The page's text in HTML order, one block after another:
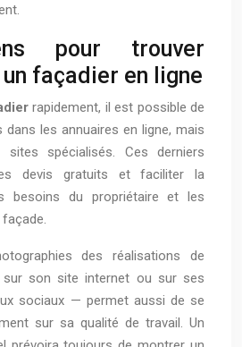
pour trouver
façadier en ligne
rapidement, il est possible de
les annuaires en ligne, mais
spécialisés. Ces derniers
devis gratuits et faciliter la
besoins du propriétaire et les
des réalisations de
sur son site internet ou sur ses
sociaux — permet aussi de se
sur sa qualité de travail. Un